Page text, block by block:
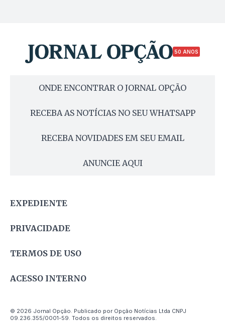
50 ANOS
ONDE ENCONTRAR O JORNAL OPÇÃO
RECEBA AS NOTÍCIAS NO SEU WHATSAPP
RECEBA NOVIDADES EM SEU EMAIL
ANUNCIE AQUI
EXPEDIENTE
PRIVACIDADE
TERMOS DE USO
ACESSO INTERNO
© 2026 Jornal Opção. Publicado por Opção Notícias Ltda CNPJ
09.236.355/0001-59. Todos os direitos reservados.